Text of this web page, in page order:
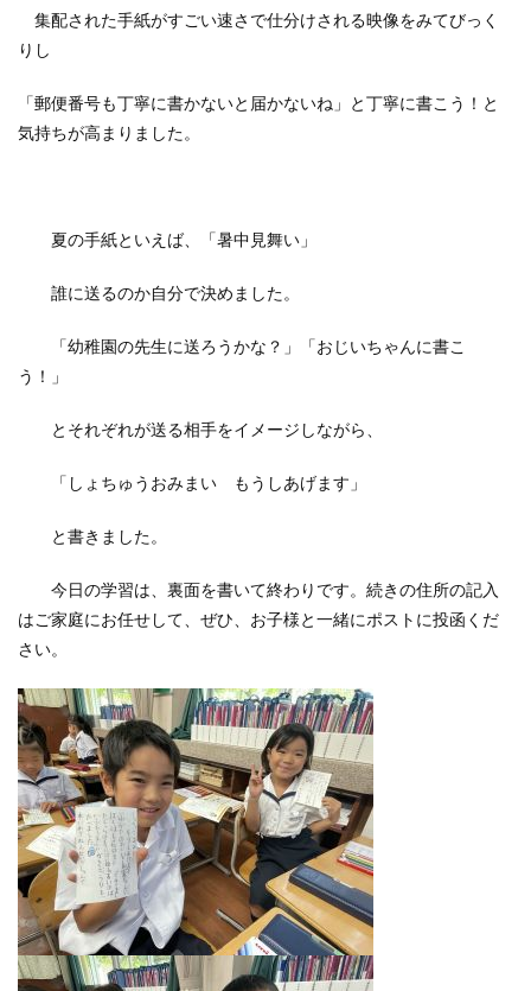
集配された手紙がすごい速さで仕分けされる映像をみてびっく
りし
「郵便番号も丁寧に書かないと届かないね」と丁寧に書こう！と
気持ちが高まりました。
夏の手紙といえば、「暑中見舞い」
誰に送るのか自分で決めました。
「幼稚園の先生に送ろうかな？」「おじいちゃんに書こ
う！」
とそれぞれが送る相手をイメージしながら、
「しょちゅうおみまい もうしあげます」
と書きました。
今日の学習は、裏面を書いて終わりです。続きの住所の記入
はご家庭にお任せして、ぜひ、お子様と一緒にポストに投函くだ
さい。